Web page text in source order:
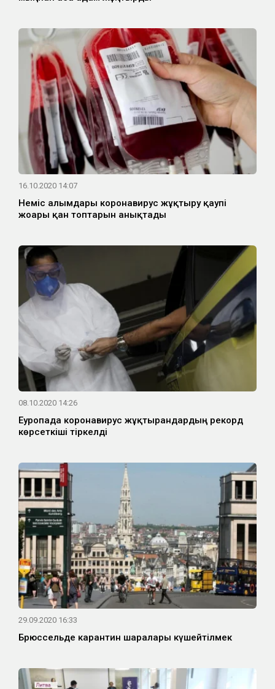
16.10.2020 14:07
Неміс ғалымдары коронавирус жұқтыру қаупі
жоғары қан топтарын анықтады
08.10.2020 14:26
Еуропада коронавирус жұқтырғандардың рекорд
көрсеткіші тіркелді
29.09.2020 16:33
Брюссельде карантин шаралары күшейтілмек